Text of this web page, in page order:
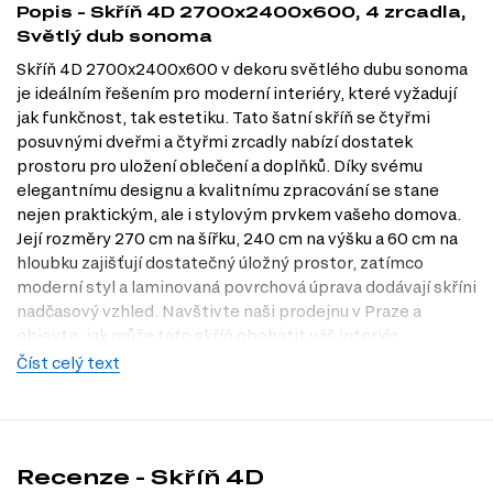
Popis - Skříň 4D 2700x2400x600, 4 zrcadla,
Světlý dub sonoma
Skříň 4D 2700x2400x600 v dekoru světlého dubu sonoma
je ideálním řešením pro moderní interiéry, které vyžadují
jak funkčnost, tak estetiku. Tato šatní skříň se čtyřmi
posuvnými dveřmi a čtyřmi zrcadly nabízí dostatek
prostoru pro uložení oblečení a doplňků. Díky svému
elegantnímu designu a kvalitnímu zpracování se stane
nejen praktickým, ale i stylovým prvkem vašeho domova.
Její rozměry 270 cm na šířku, 240 cm na výšku a 60 cm na
hloubku zajišťují dostatečný úložný prostor, zatímco
moderní styl a laminovaná povrchová úprava dodávají skříni
nadčasový vzhled. Navštivte naši prodejnu v Praze a
objevte, jak může tato skříň obohatit váš interiér.
Dostupné modifikace produktu
Číst celý text
Recenze - Skříň 4D